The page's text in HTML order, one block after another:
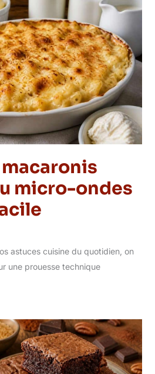
micro-ondes
astuces cuisine du quotidien, on
une prouesse technique